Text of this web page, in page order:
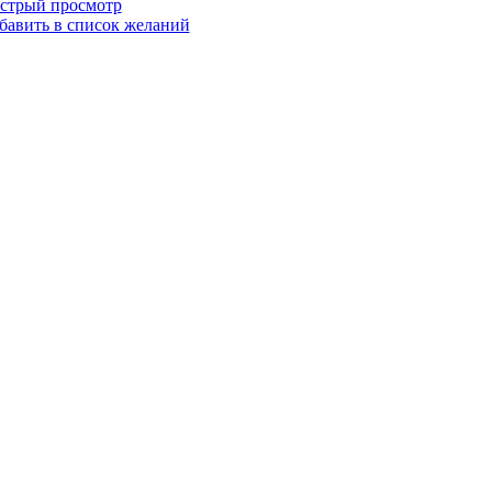
просмотр
в список желаний